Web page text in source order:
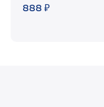
888 ₽